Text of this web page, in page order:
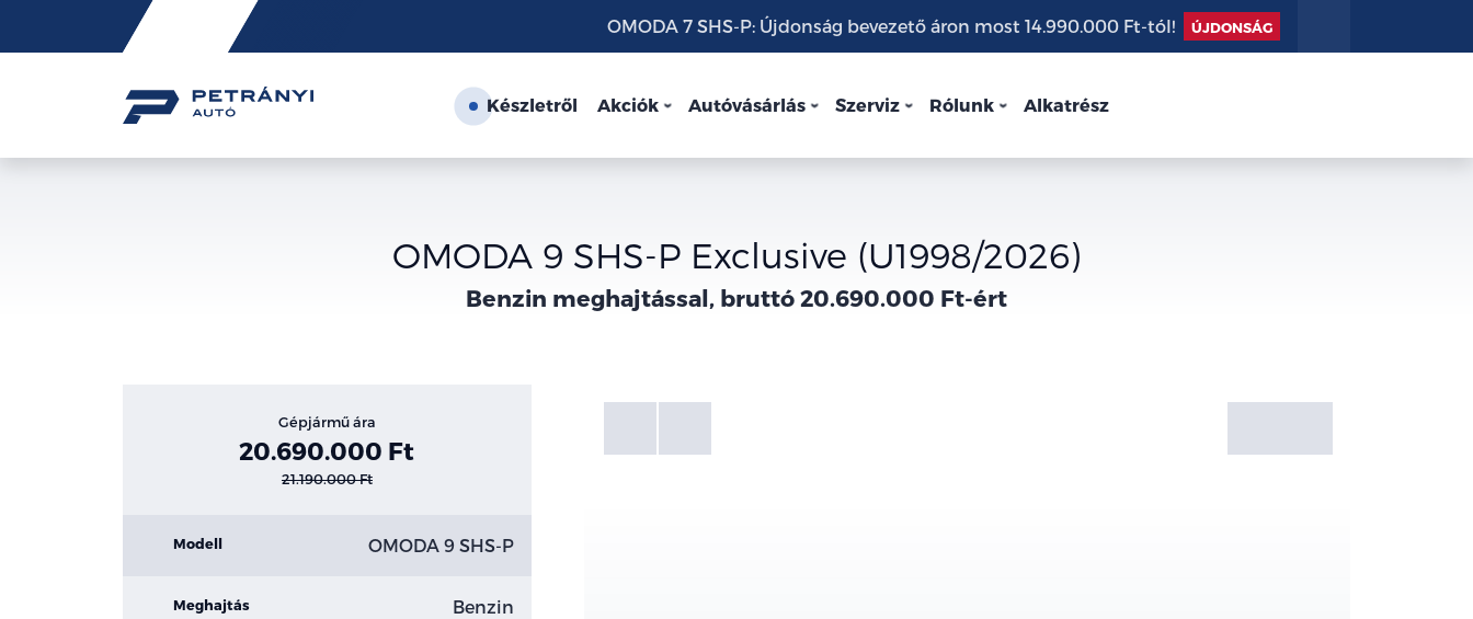
Friss
hírek
OMODA 7 SHS-P: Újdonság bevezető áron most 14.990.000 Ft-tól! ÚJDONSÁG
Készletről Akciók Autóvásárlás Szerviz Rólunk Alkatrész
OMODA 9 SHS-P Exclusive (U1998/2026)
Benzin meghajtással, bruttó 20.690.000 Ft-ért
Gépjármű ára
20.690.000 Ft
21.190.000 Ft
Modell OMODA 9 SHS-P
Meghajtás Benzin
Galéria